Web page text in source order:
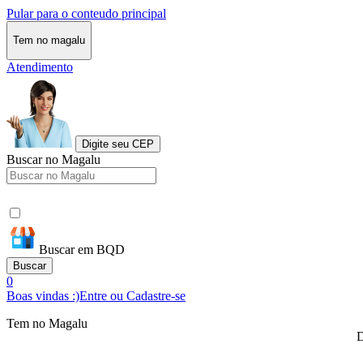
Pular para o conteudo principal
Tem no magalu
Atendimento
Digite seu CEP
Buscar no Magalu
Buscar em BQD
Buscar
0
Boas vindas :)Entre ou Cadastre-se
Tem no Magalu